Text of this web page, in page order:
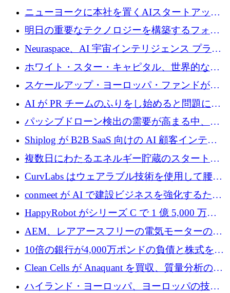
額 8 億 7,800 万ユーロと 2026 年上半期の主要
ニューヨークに本社を置くAIスタートアップ
Modal Labsがロンドンオフィスを開設
明日の重要なテクノロジーを構築するフォト
ニクスのスケールアップに対応する
Neuraspace、AI 宇宙インテリジェンス プラッ
トフォームの拡大に 1,560 万ユーロを投資
ホワイト・スター・キャピタル、世界的なス
タートアップをシリーズAからBまで支援する
ために2億5,000万ドルのファンドIVを閉鎖
スケールアップ・ヨーロッパ・ファンドが初
の投資を行い、Iceeyeの10億ユーロのラウンド
を共同主導
AI が PR チームのふりをし始めると問題にな
ります
パッシブドローン検出の需要が高まる中、
Monava が資金調達ラウンドを終了
Shiplog が B2B SaaS 向けの AI 顧客インテリ
ジェンスを構築するために 100 万ドルを調達
複数日にわたるエネルギー貯蔵のスタートア
ップ、Ore Energy が新たな投資ラウンドで
4,300 万ドルを獲得
CurvLabs はウェアラブル技術を使用して腰痛
治療をどのように再考しているか
conmeet が AI で建設ビジネスを強化するため
に 600 万ユーロを調達
HappyRobot がシリーズ C で 1 億 5,000 万ド
ルを獲得し、企業運営向けにエージェント AI
を拡張
AEM、レアアースフリーの電気モーターの革
新を加速するために1,600万ポンドを確保
10倍の銀行が4,000万ポンドの負債と株式を調
達
Clean Cells が Anaquant を買収、質量分析の専
門知識によるバイオ医薬品の品質管理を拡大
ハイランド・ヨーロッパ、ヨーロッパの技術